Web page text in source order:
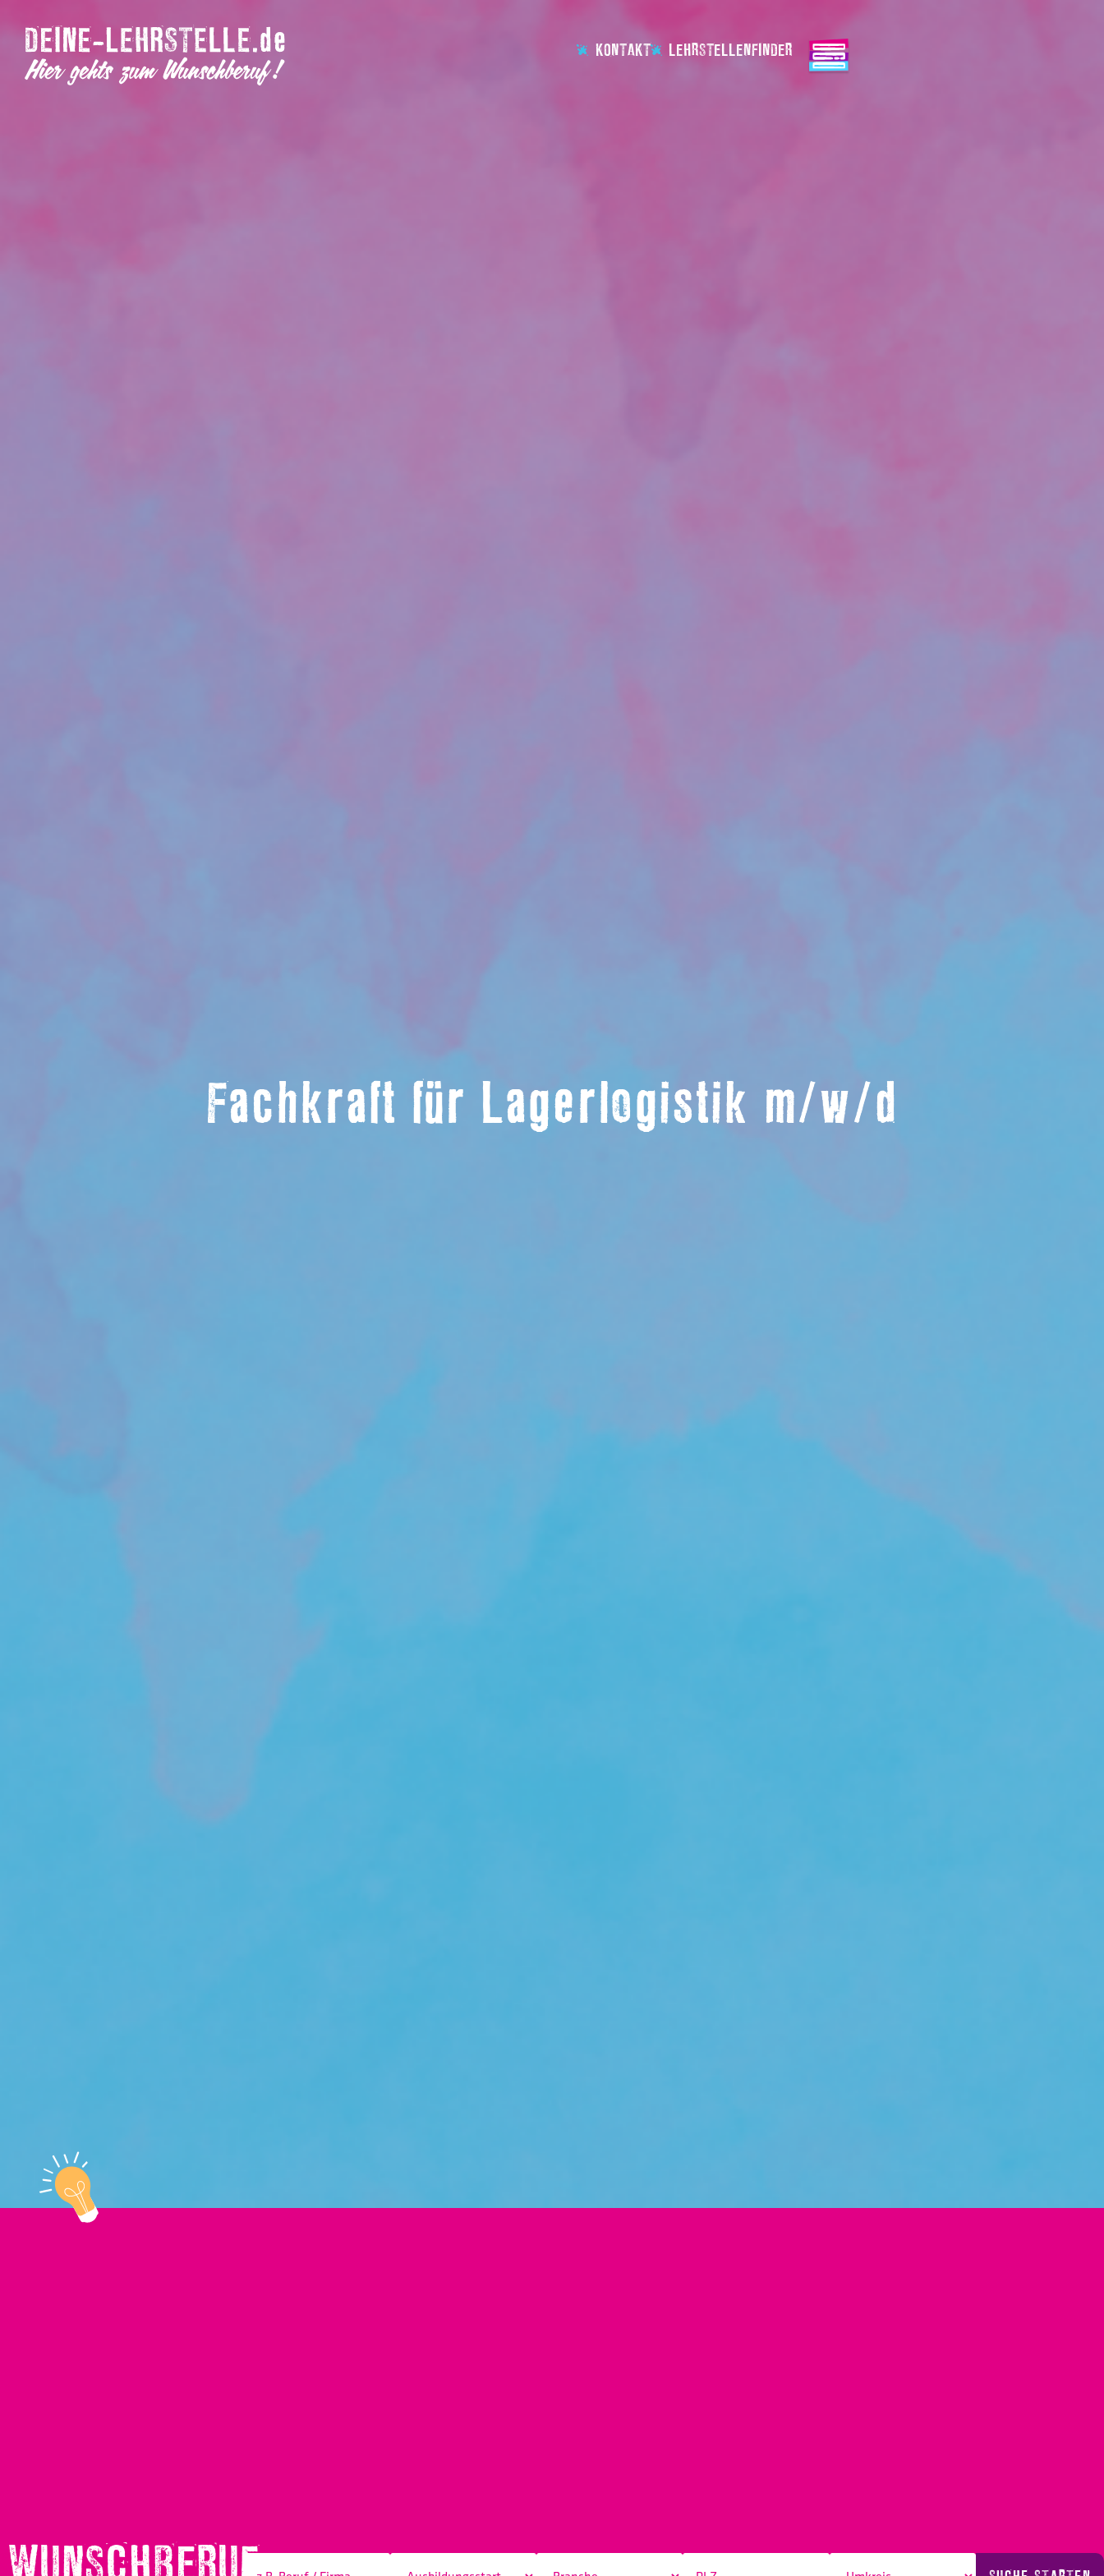
KONTAKT LEHRSTELLENFINDER
Fachkraft für Lagerlogistik m/w/d